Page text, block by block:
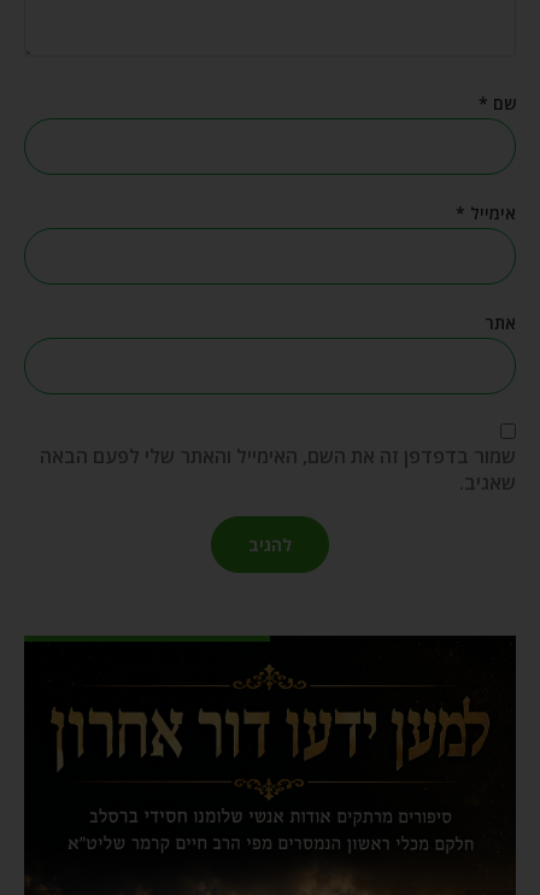
שם *
אימייל *
אתר
שמור בדפדפן זה את השם, האימייל והאתר שלי לפעם הבאה
שאגיב.